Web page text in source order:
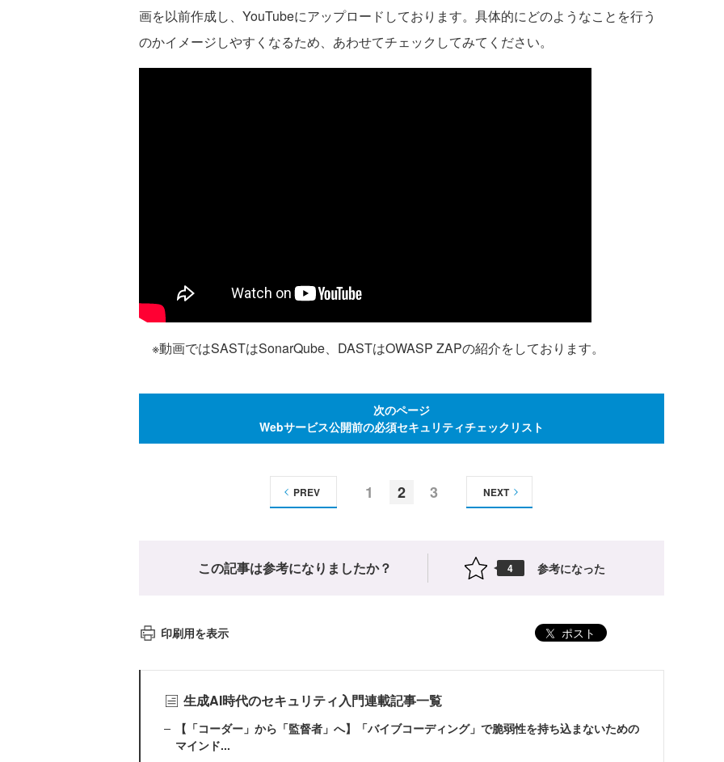
画を以前作成し、YouTubeにアップロードしております。具体的にどのようなことを行う
のかイメージしやすくなるため、あわせてチェックしてみてください。
※動画ではSASTはSonarQube、DASTはOWASP ZAPの紹介をしております。
次のページ
Webサービス公開前の必須セキュリティチェックリスト
1 2 3
PREV NEXT
この記事は参考になりましたか？ 4 参考になった
印刷用を表示 ポスト
生成AI時代のセキュリティ入門連載記事一覧
【「コーダー」から「監督者」へ】「バイブコーディング」で脆弱性を持ち込まないための
マインド...